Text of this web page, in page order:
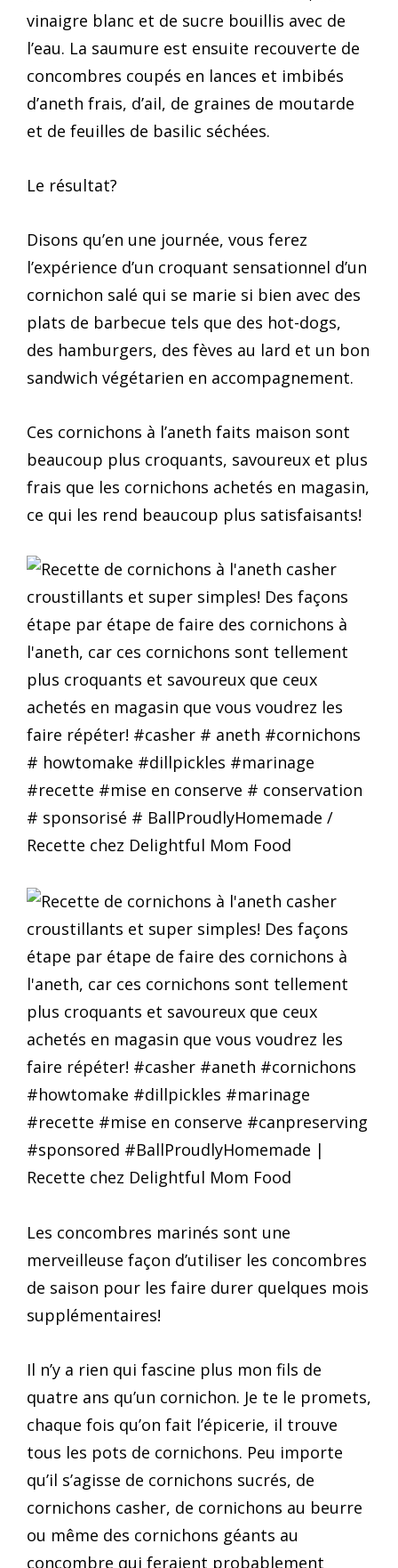
vinaigre blanc et de sucre bouillis avec de
l’eau. La saumure est ensuite recouverte de
concombres coupés en lances et imbibés
d’aneth frais, d’ail, de graines de moutarde
et de feuilles de basilic séchées.
Le résultat?
Disons qu’en une journée, vous ferez
l’expérience d’un croquant sensationnel d’un
cornichon salé qui se marie si bien avec des
plats de barbecue tels que des hot-dogs,
des hamburgers, des fèves au lard et un bon
sandwich végétarien en accompagnement.
Ces cornichons à l’aneth faits maison sont
beaucoup plus croquants, savoureux et plus
frais que les cornichons achetés en magasin,
ce qui les rend beaucoup plus satisfaisants!
Les concombres marinés sont une
merveilleuse façon d’utiliser les concombres
de saison pour les faire durer quelques mois
supplémentaires!
Il n’y a rien qui fascine plus mon fils de
quatre ans qu’un cornichon. Je te le promets,
chaque fois qu’on fait l’épicerie, il trouve
tous les pots de cornichons. Peu importe
qu’il s’agisse de cornichons sucrés, de
cornichons casher, de cornichons au beurre
ou même des cornichons géants au
concombre qui feraient probablement